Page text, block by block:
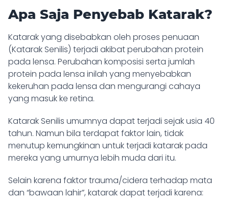
Apa Saja Penyebab Katarak?
Katarak yang disebabkan oleh proses penuaan
(Katarak Senilis) terjadi akibat perubahan protein
pada lensa. Perubahan komposisi serta jumlah
protein pada lensa inilah yang menyebabkan
kekeruhan pada lensa dan mengurangi cahaya
yang masuk ke retina.
Katarak Senilis umumnya dapat terjadi sejak usia 40
tahun. Namun bila terdapat faktor lain, tidak
menutup kemungkinan untuk terjadi katarak pada
mereka yang umurnya lebih muda dari itu.
Selain karena faktor trauma/cidera terhadap mata
dan “bawaan lahir”, katarak dapat terjadi karena: